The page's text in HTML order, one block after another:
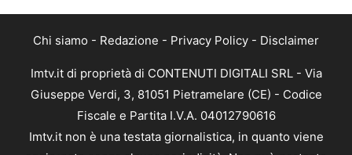
Chi siamo - Redazione - Privacy Policy - Disclaimer
Imtv.it di proprietà di CONTENUTI DIGITALI SRL - Via
Giuseppe Verdi, 3, 81051 Pietramelare (CE) - Codice
Fiscale e Partita I.V.A. 04012790616
Imtv.it non è una testata giornalistica, in quanto viene